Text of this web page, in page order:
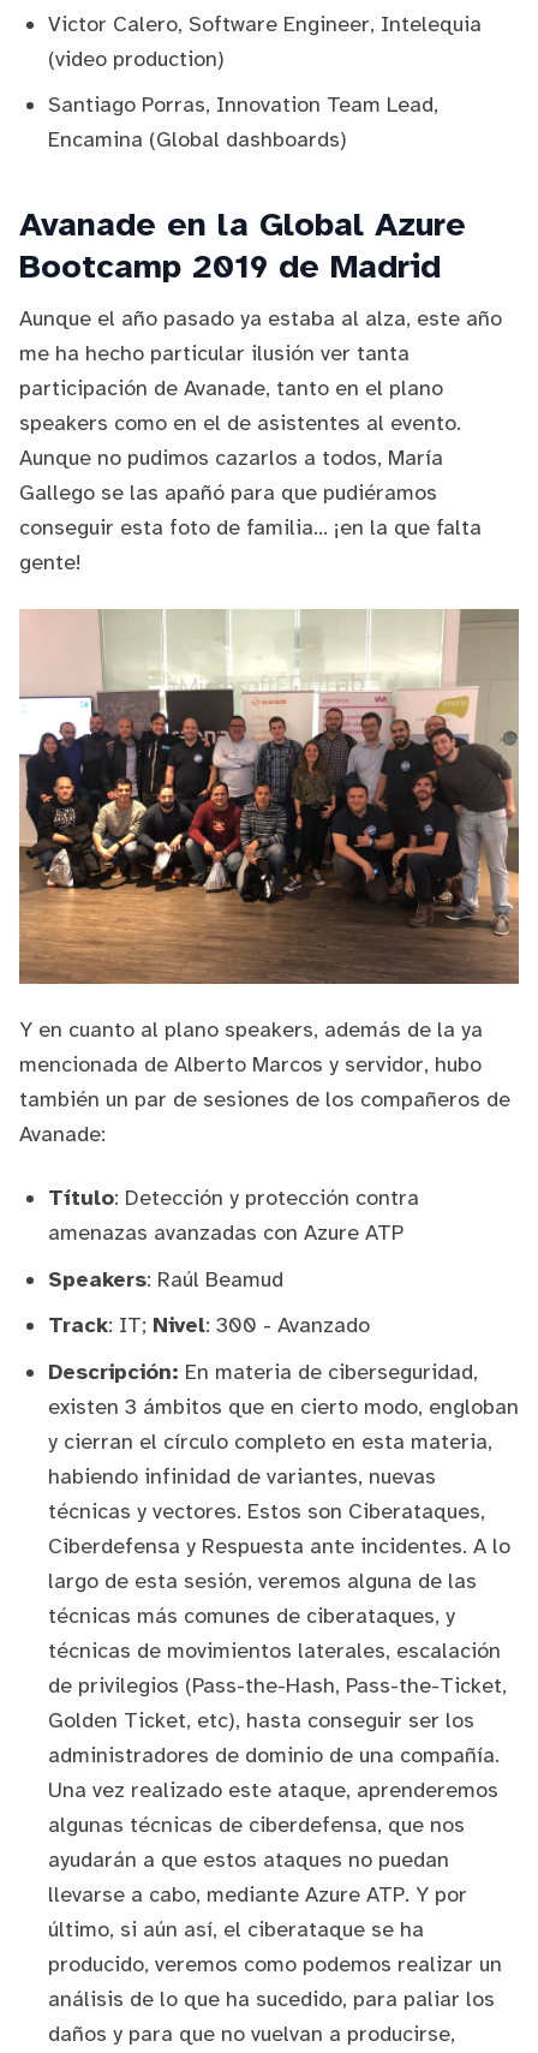
Victor Calero, Software Engineer, Intelequia
(video production)
Santiago Porras, Innovation Team Lead,
Encamina (Global dashboards)
Avanade en la Global Azure
Bootcamp 2019 de Madrid
Aunque el año pasado ya estaba al alza, este año
me ha hecho particular ilusión ver tanta
participación de Avanade, tanto en el plano
speakers como en el de asistentes al evento.
Aunque no pudimos cazarlos a todos, María
Gallego se las apañó para que pudiéramos
conseguir esta foto de familia... ¡en la que falta
gente!
Y en cuanto al plano speakers, además de la ya
mencionada de Alberto Marcos y servidor, hubo
también un par de sesiones de los compañeros de
Avanade:
Título: Detección y protección contra
amenazas avanzadas con Azure ATP
Speakers: Raúl Beamud
Track: IT; Nivel: 300 - Avanzado
Descripción: En materia de ciberseguridad,
existen 3 ámbitos que en cierto modo, engloban
y cierran el círculo completo en esta materia,
habiendo infinidad de variantes, nuevas
técnicas y vectores. Estos son Ciberataques,
Ciberdefensa y Respuesta ante incidentes. A lo
largo de esta sesión, veremos alguna de las
técnicas más comunes de ciberataques, y
técnicas de movimientos laterales, escalación
de privilegios (Pass-the-Hash, Pass-the-Ticket,
Golden Ticket, etc), hasta conseguir ser los
administradores de dominio de una compañía.
Una vez realizado este ataque, aprenderemos
algunas técnicas de ciberdefensa, que nos
ayudarán a que estos ataques no puedan
llevarse a cabo, mediante Azure ATP. Y por
último, si aún así, el ciberataque se ha
producido, veremos como podemos realizar un
análisis de lo que ha sucedido, para paliar los
daños y para que no vuelvan a producirse,